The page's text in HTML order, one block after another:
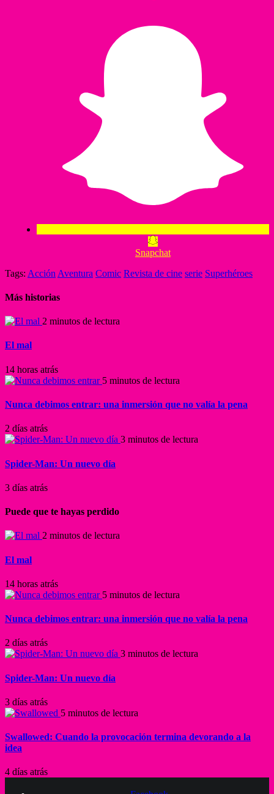
Snapchat
Tags: Acción Aventura Comic Revista de cine serie Superhéroes
Más historias
2 minutos de lectura
El mal
14 horas atrás
5 minutos de lectura
Nunca debimos entrar: una inmersión que no valía la pena
2 días atrás
3 minutos de lectura
Spider-Man: Un nuevo día
3 días atrás
Puede que te hayas perdido
2 minutos de lectura
El mal
14 horas atrás
5 minutos de lectura
Nunca debimos entrar: una inmersión que no valía la pena
2 días atrás
3 minutos de lectura
Spider-Man: Un nuevo día
3 días atrás
5 minutos de lectura
Swallowed: Cuando la provocación termina devorando a la
idea
4 días atrás